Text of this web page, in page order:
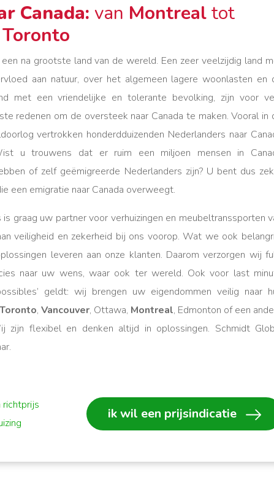
Canada: van Montrealtot
Toronto
een na grootste land van de wereld. Een zeer veelzijdig land
aan natuur, over het algemeen lagere woonlasten en
met een vriendelijke en tolerante bevolking, zijn voor
redenen om de oversteek naar Canada te maken. Vooral in
vertrokken honderdduizenden Nederlanders naar
u trouwens dat er ruim een miljoen mensen in
of zelf geëmigreerde Nederlanders zijn? U bent dus
een emigratie naar Canada overweegt.
graag uw partner voor verhuizingen en meubeltranssporten
veiligheid en zekerheid bij ons voorop. Wat we ook
leveren aan onze klanten. Daarom verzorgen wij
naar uw wens, waar ook ter wereld. Ook voor last
geldt: wij brengen uw eigendommen veilig naar
Toronto, Vancouver, Ottawa, Montreal, Edmonton of een
zijn flexibel en denken altijd in oplossingen. Schmidt
ik wil een prijsindicatie